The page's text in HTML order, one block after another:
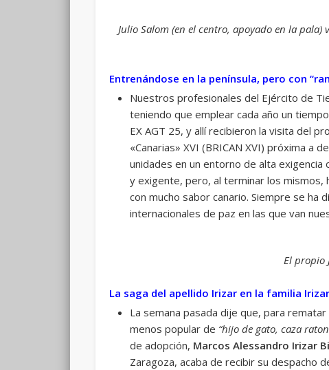
Julio Salom (en el centro, apoyado en la
Entrenándose en la península, pero con
Nuestros profesionales del Ejército de
teniendo que emplear cada año un
EX AGT 25, y allí recibieron la visita del
«Canarias» XVI (BRICAN XVI) próxima a
unidades en un entorno de alta
y exigente, pero, al terminar los mismos,
con mucho sabor canario. Siempre se ha
internacionales de paz en las que van
El propio
La saga del apellido Irizar en la familia
La semana pasada dije que, para rematar
menos popular de “hijo de gato, caza
de adopción, Marcos Alessandro Irizar
Zaragoza, acaba de recibir su despacho